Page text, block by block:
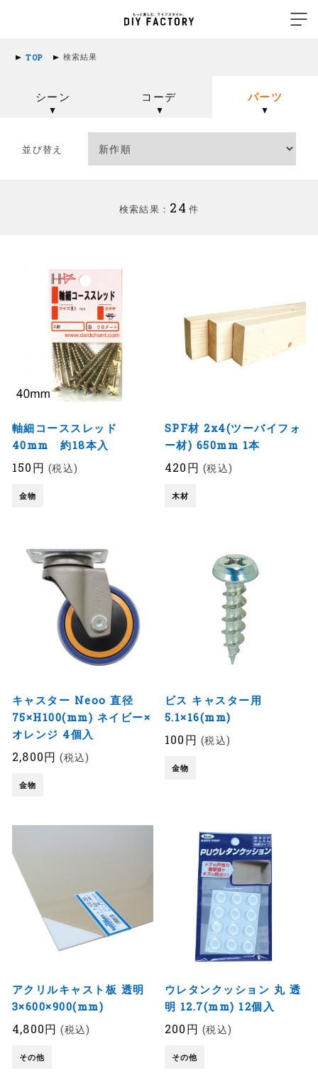
TOP 検索結果
シーン コーデ パーツ
並び替え
検索結果： 24 件
軸細コーススレッド
40mm 約18本入
150円 (税込)
金物
SPF材 2x4(ツーバイフォ
ー材) 650mm 1本
420円 (税込)
木材
キャスター Neoo 直径
75×H100(mm) ネイビー×
オレンジ 4個入
2,800円 (税込)
金物
ビス キャスター用
5.1×16(mm)
100円 (税込)
金物
アクリルキャスト板 透明
3×600×900(mm)
4,800円 (税込)
その他
ウレタンクッション 丸 透
明 12.7(mm) 12個入
200円 (税込)
その他